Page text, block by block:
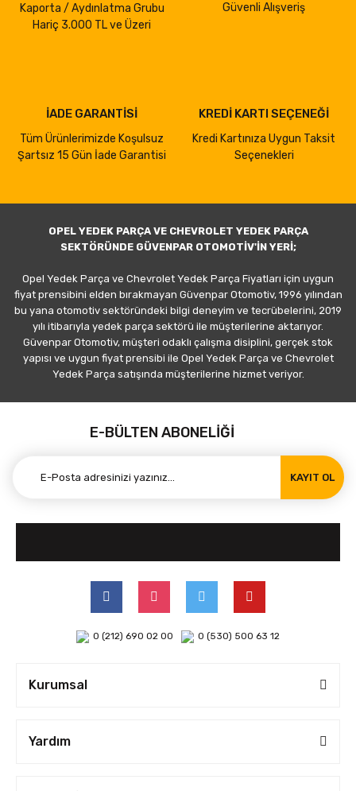
Kaporta / Aydınlatma Grubu
Hariç 3.000 TL ve Üzeri
Güvenli Alışveriş
İADE GARANTİSİ
Tüm Ürünlerimizde Koşulsuz
Şartsız 15 Gün İade Garantisi
KREDİ KARTI SEÇENEĞİ
Kredi Kartınıza Uygun Taksit
Seçenekleri
OPEL YEDEK PARÇA VE CHEVROLET YEDEK PARÇA
SEKTÖRÜNDE GÜVENPAR OTOMOTİV'İN YERİ;
Opel Yedek Parça ve Chevrolet Yedek Parça Fiyatları için uygun
fiyat prensibini elden bırakmayan Güvenpar Otomotiv, 1996 yılından
bu yana otomotiv sektöründeki bilgi deneyim ve tecrübelerini, 2019
yılı itibarıyla yedek parça sektörü ile müşterilerine aktarıyor.
Güvenpar Otomotiv, müşteri odaklı çalışma disiplini, gerçek stok
yapısı ve uygun fiyat prensibi ile Opel Yedek Parça ve Chevrolet
Yedek Parça satışında müşterilerine hizmet veriyor.
E-BÜLTEN ABONELİĞİ
KAYIT OL
0 (212) 690 02 00 0 (530) 500 63 12
Kurumsal
Yardım